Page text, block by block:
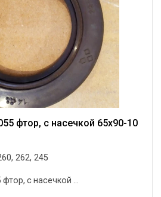
фтор, с насечкой 65х90-10
262, 245
с насечкой ...